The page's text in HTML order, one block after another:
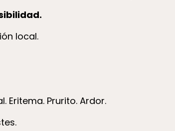
local.
Eritema. Prurito. Ardor.